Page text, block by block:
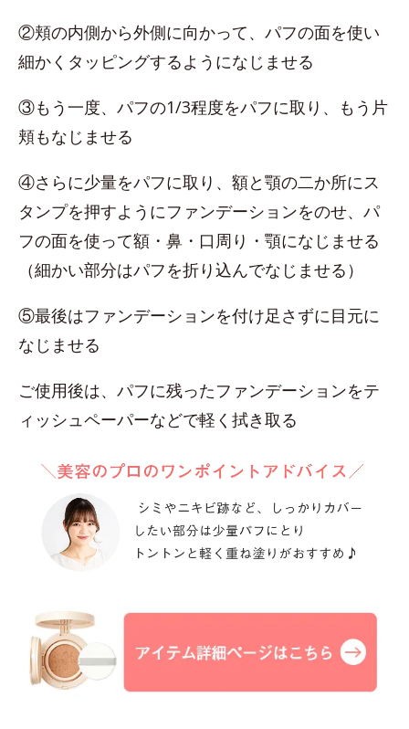
②頬の内側から外側に向かって、パフの面を使い
細かくタッピングするようになじませる
③もう一度、パフの1/3程度をパフに取り、もう片
頬もなじませる
④さらに少量をパフに取り、額と顎の二か所にス
タンプを押すようにファンデーションをのせ、パ
フの面を使って額・鼻・口周り・顎になじませる
（細かい部分はパフを折り込んでなじませる）
⑤最後はファンデーションを付け足さずに目元に
なじませる
ご使用後は、パフに残ったファンデーションをテ
ィッシュペーパーなどで軽く拭き取る